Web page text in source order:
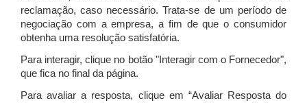
reclamação, caso necessário.Trata-se de um período de
negociação com a empresa, a fim de que o consumidor
obtenha uma resolução satisfatória.
Para interagir, clique no botão "Interagir com o Fornecedor",
que fica no final da página.
Para avaliar a resposta, clique em “Avaliar Resposta do